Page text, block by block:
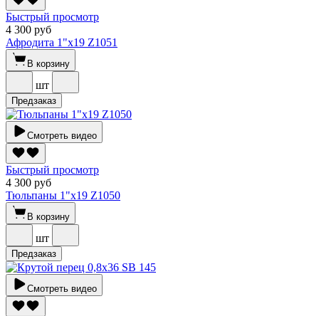
Быстрый просмотр
4 300 руб
Афродита 1"х19 Z1051
В корзину
шт
Предзаказ
Смотреть видео
Быстрый просмотр
4 300 руб
Тюльпаны 1"х19 Z1050
В корзину
шт
Предзаказ
Смотреть видео